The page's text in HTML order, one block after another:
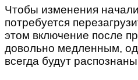
Чтобы изменения
потребуется
этом включение после
довольно медленным,
всегда будут